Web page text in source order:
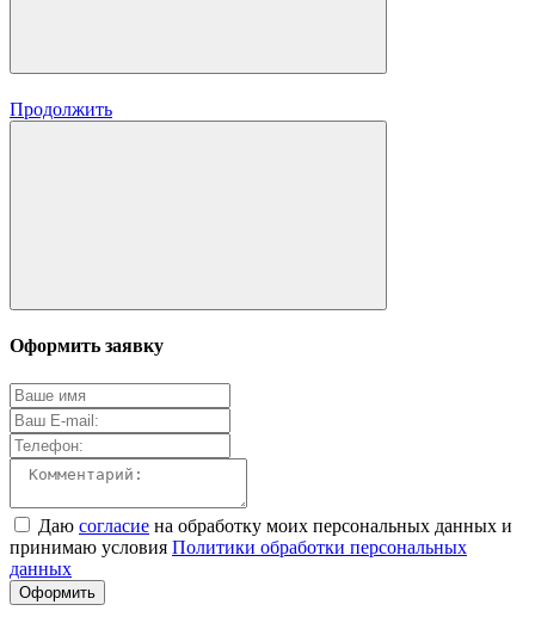
Продолжить
Оформить заявку
Даю согласие на обработку моих персональных данных и
принимаю условия Политики обработки персональных
данных
Оформить